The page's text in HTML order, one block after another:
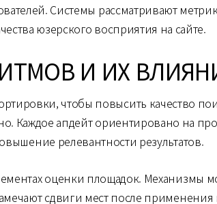
Системы рассматривают
юзерского восприятия на сайте.
И ИХ
чтобы повысить качество
Каждое апдейт ориентировано на
релевантности результатов.
оценки площадок. Механизмы
сдвиги мест после